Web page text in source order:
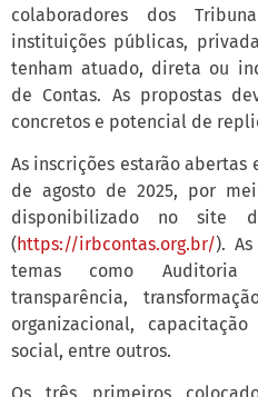
colaboradores dos
instituições públicas,
tenham atuado, direta ou
de Contas. As propostas
concretos e potencial de
As inscrições estarão abertas
de agosto de 2025, por
disponibilizado no site
(https://irbcontas.org.br/).
temas como Auditoria
transparência,
organizacional,
social, entre outros.